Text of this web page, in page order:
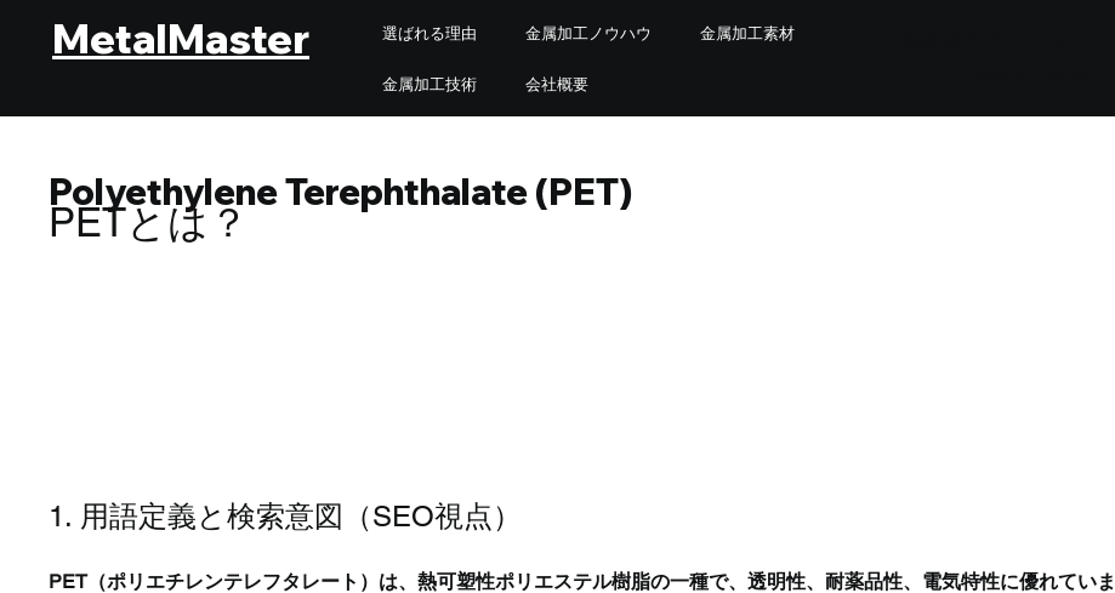
MetalMaster 選ばれる理由 金属加工ノウハウ 金属加工素材
金属加工技術 会社概要
Polyethylene Terephthalate (PET)
PETとは？
1. 用語定義と検索意図（SEO視点）
PET（ポリエチレンテレフタレート）は、熱可塑性ポリエステル樹脂の一種で、透明性、耐薬品性、電気特性に優れていま